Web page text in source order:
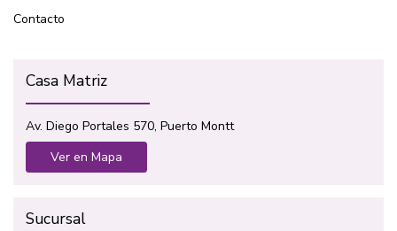
Contacto
Casa Matriz
Av. Diego Portales 570, Puerto Montt
Ver en Mapa
Sucursal